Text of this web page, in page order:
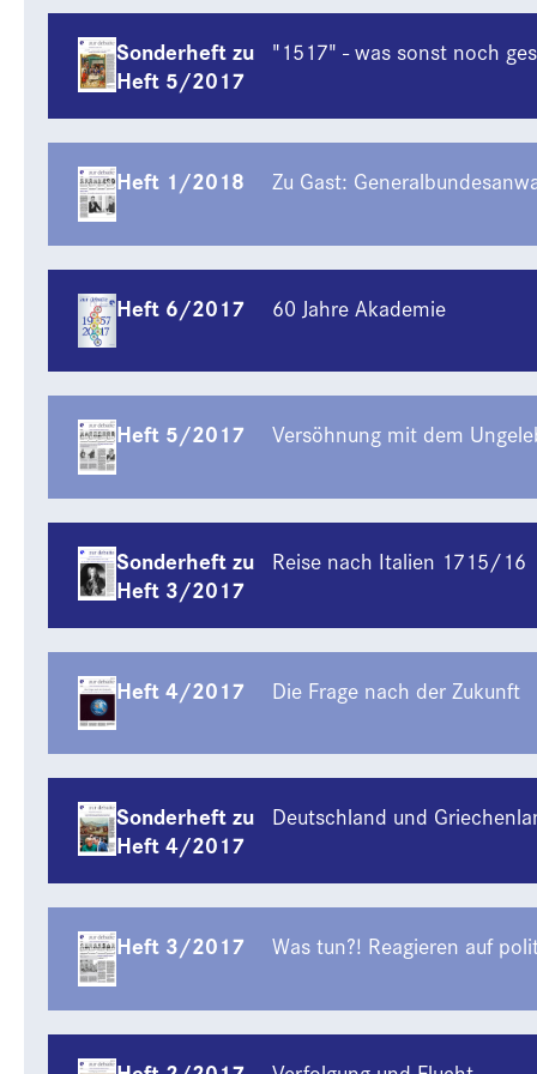
Sonderheft zu
Heft 5/2017
"1517" - was sonst noch
Heft 1/2018 Zu Gast:
Heft 6/2017 60 Jahre Akademie
Heft 5/2017 Versöhnung mit dem
Sonderheft zu
Heft 3/2017
Reise nach Italien 1715/16
Heft 4/2017 Die Frage nach der Zukunft
Sonderheft zu
Heft 4/2017
Deutschland und
Heft 3/2017 Was tun?! Reagieren auf